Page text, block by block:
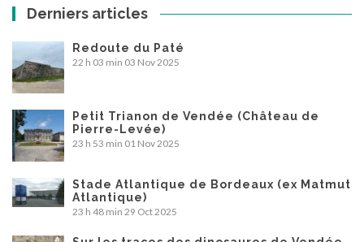
Derniers articles
Redoute du Paté
22 h 03 min 03 Nov 2025
Petit Trianon de Vendée (Château de
Pierre-Levée)
23 h 53 min 01 Nov 2025
Stade Atlantique de Bordeaux (ex Matmut
Atlantique)
23 h 48 min 29 Oct 2025